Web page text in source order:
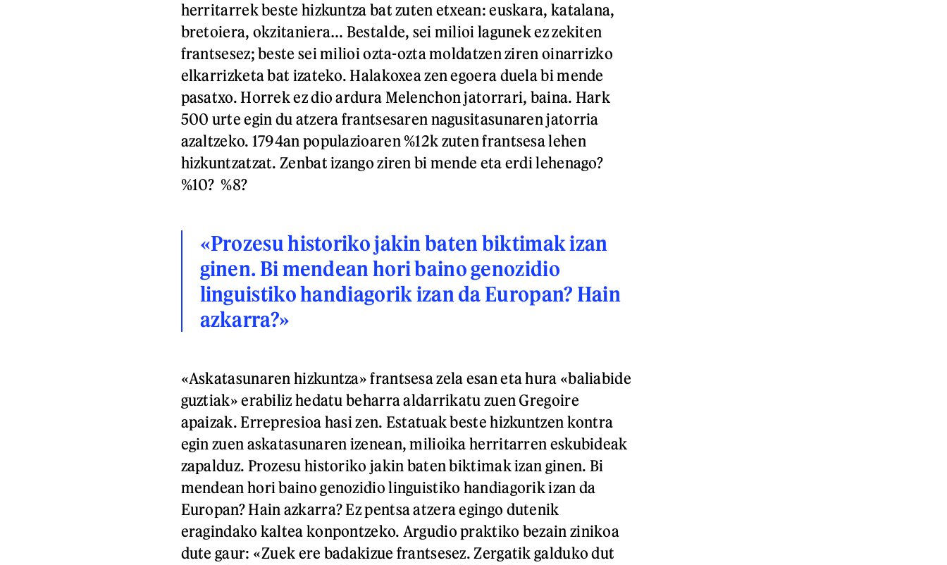
herritarrek beste hizkuntza bat zuten etxean: euskara, katalana,
bretoiera, okzitaniera… Bestalde, sei milioi lagunek ez zekiten
frantsesez; beste sei milioi ozta-ozta moldatzen ziren oinarrizko
elkarrizketa bat izateko. Halakoxea zen egoera duela bi mende
pasatxo. Horrek ez dio ardura Melenchon jatorrari, baina. Hark
500 urte egin du atzera frantsesaren nagusitasunaren jatorria
azaltzeko. 1794an populazioaren %12k zuten frantsesa lehen
hizkuntzatzat. Zenbat izango ziren bi mende eta erdi lehenago?
%10? %8?
«Prozesu historiko jakin baten biktimak izan
ginen. Bi mendean hori baino genozidio
linguistiko handiagorik izan da Europan? Hain
azkarra?»
«Askatasunaren hizkuntza» frantsesa zela esan eta hura «baliabide
guztiak» erabiliz hedatu beharra aldarrikatu zuen Gregoire
apaizak. Errepresioa hasi zen. Estatuak beste hizkuntzen kontra
egin zuen askatasunaren izenean, milioika herritarren eskubideak
zapalduz. Prozesu historiko jakin baten biktimak izan ginen. Bi
mendean hori baino genozidio linguistiko handiagorik izan da
Europan? Hain azkarra? Ez pentsa atzera egingo dutenik
eragindako kaltea konpontzeko. Argudio praktiko bezain zinikoa
dute gaur: «Zuek ere badakizue frantsesez. Zergatik galduko dut